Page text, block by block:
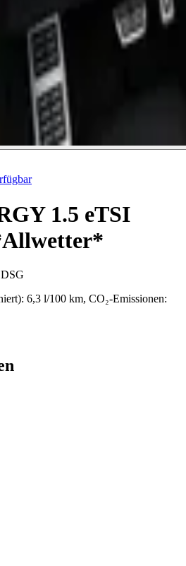
1.5 eTSI
6,3 l/100 km, CO₂-Emissionen: